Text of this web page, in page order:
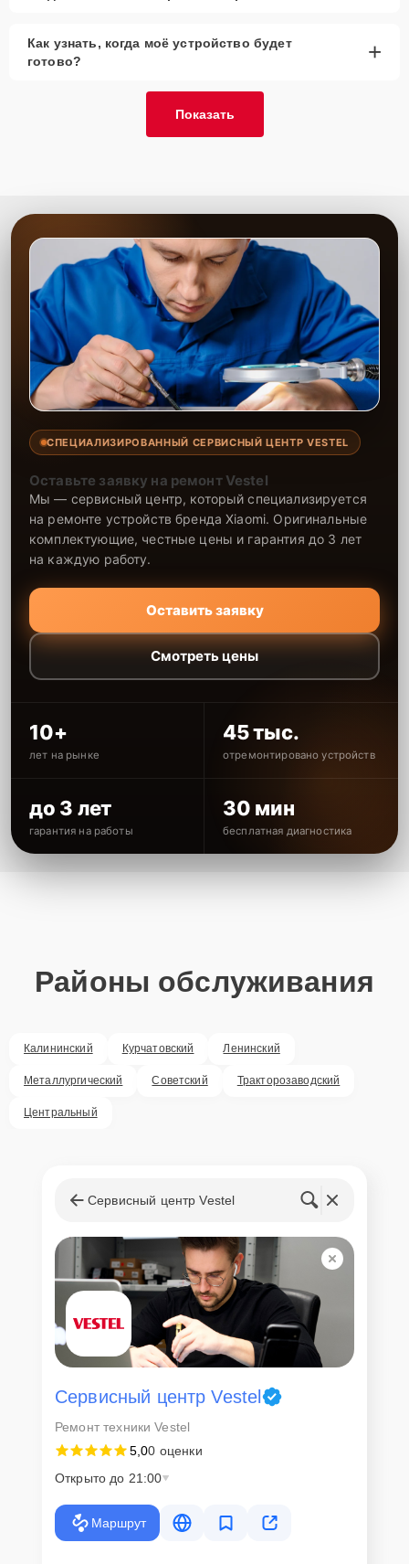
Как узнать, когда моё устройство будет
готово?
+
Показать
СПЕЦИАЛИЗИРОВАННЫЙ СЕРВИСНЫЙ ЦЕНТР VESTEL
Оставьте заявку на ремонт Vestel
Мы — сервисный центр, который специализируется
на ремонте устройств бренда Xiaomi. Оригинальные
комплектующие, честные цены и гарантия до 3 лет
на каждую работу.
Оставить заявку
Смотреть цены
10+
лет на рынке
45 тыс.
отремонтировано устройств
до 3 лет
гарантия на работы
30 мин
бесплатная диагностика
Районы обслуживания
Калининский Курчатовский Ленинский
Металлургический Советский Тракторозаводский
Центральный
Сервисный центр Vestel
Сервисный центр Vestel
Ремонт техники Vestel
5,00 оценки
Открыто до 21:00
Маршрут